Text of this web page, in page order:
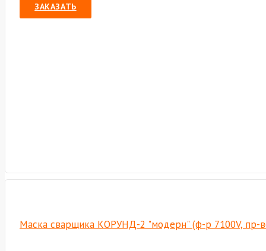
ЗАКАЗАТЬ
Маска сварщика КОРУНД-2 "модерн" (ф-р 7100V, пр-